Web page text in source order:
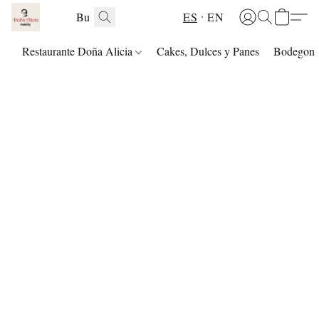
ES EN
Restaurante Doña Alicia Cakes, Dulces y Panes Bodegon